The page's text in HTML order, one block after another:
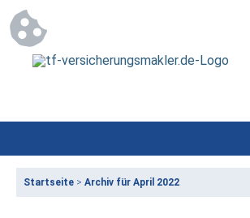
Startseite > Archiv für April 2022